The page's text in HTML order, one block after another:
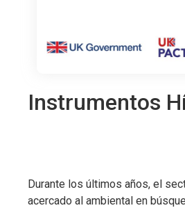
Instrumentos
Durante los últimos años, el
acercado al ambiental en